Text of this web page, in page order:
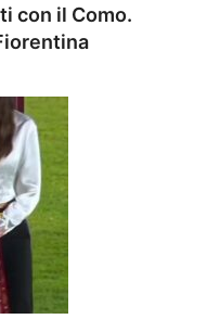
con il Como.